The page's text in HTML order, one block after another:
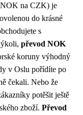
na CZK) je
do krásné
s
převod NOK
koruny výhodný
v Oslu pořídíte po
čekali. Nebo že
potěšit ještě
zboží. Převod